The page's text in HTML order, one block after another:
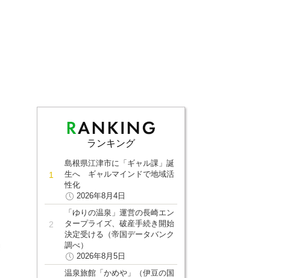
ランキング
島根県江津市に「ギャル課」誕
生へ ギャルマインドで地域活
性化
2026年8月4日
「ゆりの温泉」運営の長崎エン
タープライズ、破産手続き開始
決定受ける（帝国データバンク
調べ）
2026年8月5日
温泉旅館「かめや」（伊豆の国